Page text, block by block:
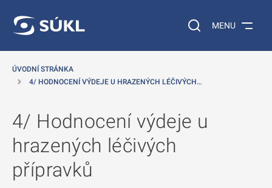
Vyhledávání na
MENU
ÚVODNÍ STRÁNKA
4/ HODNOCENÍ VÝDEJE U HRAZENÝCH LÉČIVÝCH…
4/ Hodnocení výdeje u
hrazených léčivých
přípravků